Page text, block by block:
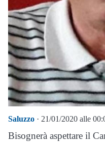
Saluzzo · 21/01/2020 alle
Bisognerà aspettare il